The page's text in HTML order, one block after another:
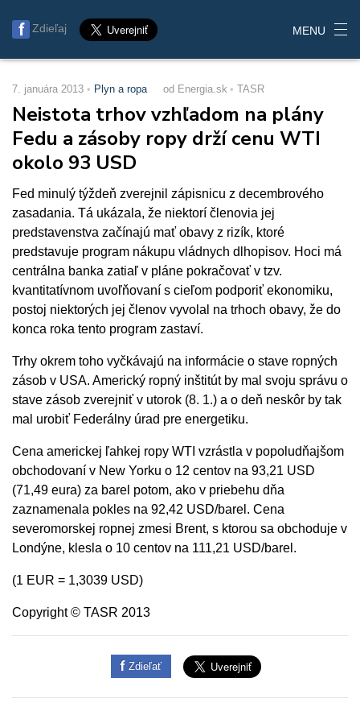
Zdieľaj MENU
7. januára 2013 Plyn a ropa od Energia.sk TASR
Neistota trhov vzhľadom na plány
Fedu a zásoby ropy drží cenu WTI
okolo 93 USD
Fed minulý týždeň zverejnil zápisnicu z decembrového
zasadania. Tá ukázala, že niektorí členovia jej
predstavenstva začínajú mať obavy z rizík, ktoré
predstavuje program nákupu vládnych dlhopisov. Hoci má
centrálna banka zatiaľ v pláne pokračovať v tzv.
kvantitatívnom uvoľňovaní s cieľom podporiť ekonomiku,
postoj niektorých jej členov vyvolal na trhoch obavy, že do
konca roka tento program zastaví.
Trhy okrem toho vyčkávajú na informácie o stave ropných
zásob v USA. Americký ropný inštitút by mal svoju správu o
stave zásob zverejniť v utorok (8. 1.) a o deň neskôr by tak
mal urobiť Federálny úrad pre energetiku.
Cena americkej ľahkej ropy WTI vzrástla v popoludňajšom
obchodovaní v New Yorku o 12 centov na 93,21 USD
(71,49 eura) za barel potom, ako v priebehu dňa
zaznamenala pokles na 92,42 USD/barel. Cena
severomorskej ropnej zmesi Brent, s ktorou sa obchoduje v
Londýne, klesla o 10 centov na 111,21 USD/barel.
(1 EUR = 1,3039 USD)
Copyright © TASR 2013
Zdieľať